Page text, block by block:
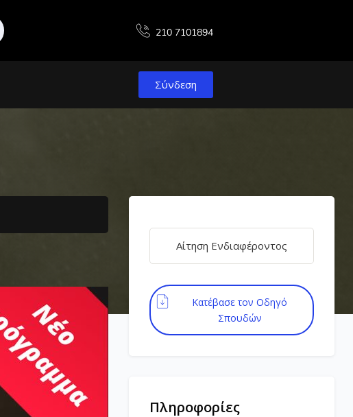
210 7101894
Σύνδεση
Αίτηση Ενδιαφέροντος
Κατέβασε τον Οδηγό
Σπουδών
Πληροφορίες